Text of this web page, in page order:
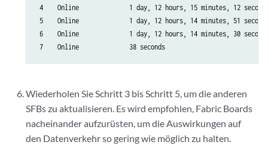
4    Online              1 day, 12 hours, 15 minutes, 12
5    Online              1 day, 12 hours, 14 minutes, 51
6    Online              1 day, 12 hours, 14 minutes, 30
7    Online              38 seconds
Wiederholen Sie Schritt 3 bis Schritt 5, um die anderen
SFBs zu aktualisieren. Es wird empfohlen, Fabric Boards
nacheinander aufzurüsten, um die Auswirkungen auf
den Datenverkehr so gering wie möglich zu halten.